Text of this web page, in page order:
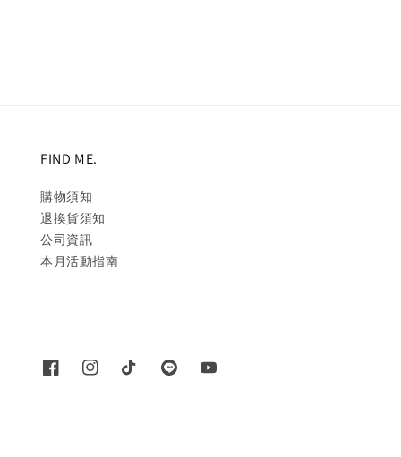
FIND ME.
購物須知
退換貨須知
公司資訊
本月活動指南